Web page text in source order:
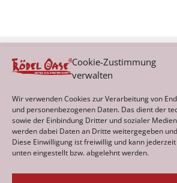
Cookie-Zustimmung
verwalten
Wir verwenden Cookies zur Verarbeitung von
und personenbezogenen Daten. Das dient der
sowie der Einbindung Dritter und sozialer
werden dabei Daten an Dritte weitergegeben
Diese Einwilligung ist freiwillig und kann
unten eingestellt bzw. abgelehnt werden.
Archiv